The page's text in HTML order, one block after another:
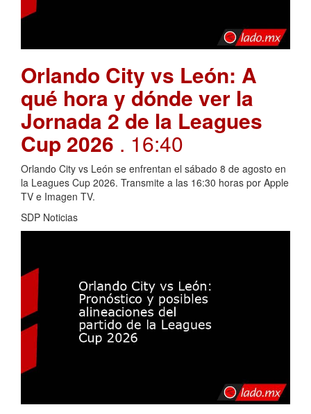
Orlando City vs León: A
qué hora y dónde ver la
Jornada 2 de la Leagues
Cup 2026 . 16:40
Orlando City vs León se enfrentan el sábado 8 de agosto en
la Leagues Cup 2026. Transmite a las 16:30 horas por Apple
TV e Imagen TV.
SDP Noticias